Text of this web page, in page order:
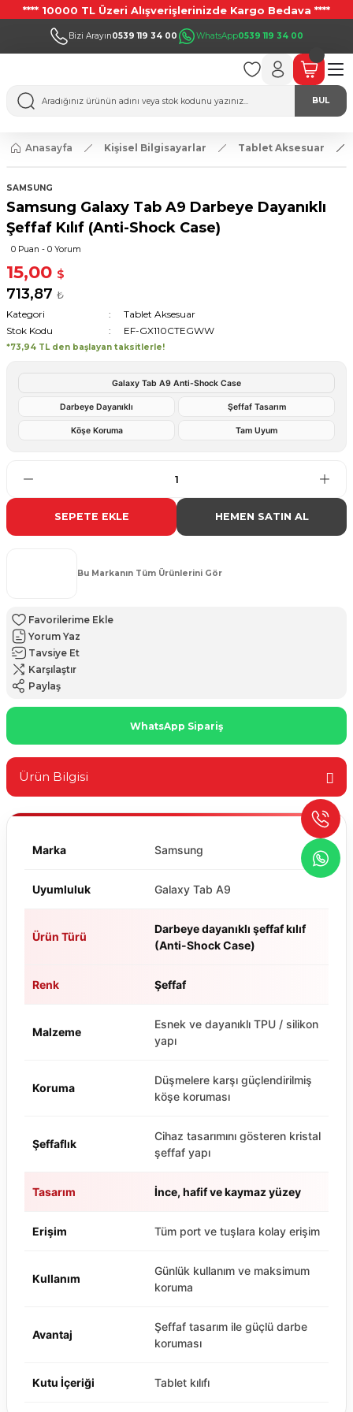
**** 10000 TL Üzeri Alışverişlerinizde Kargo Bedava ****
Bizi Arayın0539 119 34 00 WhatsApp0539 119 34 00
BUL
Anasayfa Kişisel Bilgisayarlar Tablet Aksesuar
SAMSUNG
Samsung Galaxy Tab A9 Darbeye Dayanıklı
Şeffaf Kılıf (Anti-Shock Case)
0 Puan - 0 Yorum
15,00 $
713,87 ₺
Kategori
Tablet Aksesuar
Stok Kodu
EF-GX110CTEGWW
*73,94 TL den başlayan taksitlerle!
Galaxy Tab A9 Anti-Shock Case
Darbeye Dayanıklı Şeffaf Tasarım
Köşe Koruma Tam Uyum
SEPETE EKLE HEMEN SATIN AL
Bu Markanın Tüm Ürünlerini Gör
Yorum Yaz
Tavsiye Et
Karşılaştır
Paylaş
WhatsApp Sipariş
Ürün Bilgisi
Marka Samsung
Uyumluluk Galaxy Tab A9
Ürün Türü
Darbeye dayanıklı şeffaf kılıf
(Anti-Shock Case)
Renk Şeffaf
Malzeme
Esnek ve dayanıklı TPU / silikon
yapı
Koruma
Düşmelere karşı güçlendirilmiş
köşe koruması
Şeffaflık
Cihaz tasarımını gösteren kristal
şeffaf yapı
Tasarım İnce, hafif ve kaymaz yüzey
Erişim Tüm port ve tuşlara kolay erişim
Kullanım
Günlük kullanım ve maksimum
koruma
Avantaj
Şeffaf tasarım ile güçlü darbe
koruması
Kutu İçeriği Tablet kılıfı